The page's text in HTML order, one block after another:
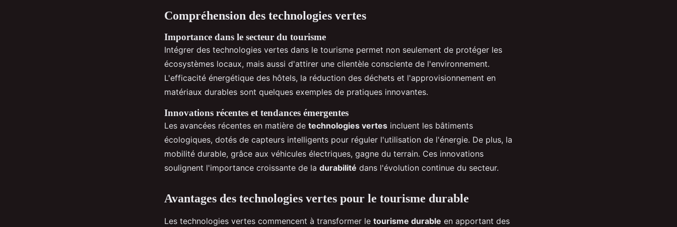
Compréhension des technologies vertes
Importance dans le secteur du tourisme
Intégrer des technologies vertes dans le tourisme permet non seulement de protéger les
écosystèmes locaux, mais aussi d'attirer une clientèle consciente de l'environnement.
L'efficacité énergétique des hôtels, la réduction des déchets et l'approvisionnement en
matériaux durables sont quelques exemples de pratiques innovantes.
Innovations récentes et tendances émergentes
Les avancées récentes en matière de technologies vertes incluent les bâtiments
écologiques, dotés de capteurs intelligents pour réguler l'utilisation de l'énergie. De plus, la
mobilité durable, grâce aux véhicules électriques, gagne du terrain. Ces innovations
soulignent l'importance croissante de la durabilité dans l'évolution continue du secteur.
Avantages des technologies vertes pour le tourisme durable
Les technologies vertes commencent à transformer le tourisme durable en apportant des